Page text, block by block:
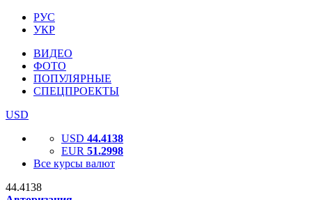
РУС
УКР
ВИДЕО
ФОТО
ПОПУЛЯРНЫЕ
СПЕЦПРОЕКТЫ
USD
USD 44.4138
EUR 51.2998
Все курсы валют
44.4138